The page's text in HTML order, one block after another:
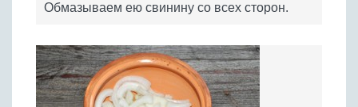
Обмазываем ею свинину со всех сторон.